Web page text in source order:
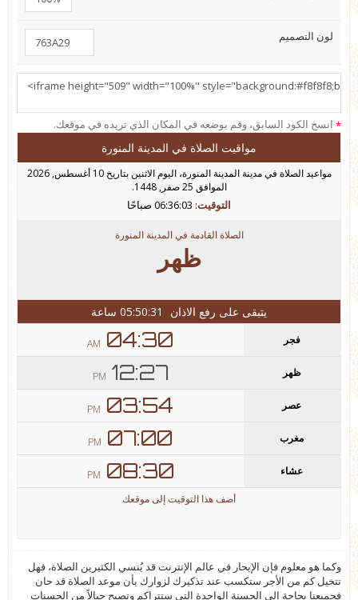
لون التصميم
* انسخ الكود السابق، وقم بوضعه في المكان الذي تريده في موقعك.
وكما هو معلوم فإن الإبحار في عالم الإنترنت قد يُنسي الكثيرين الصلاة، فهل
تتخيل كم من الأجر ستكسب عند تذكيرك لزوارك بأن موعد الصلاة قد حان
فجميعنا بحاجة إلى الحسنة الواحدة التي ستتراكم وتصبح جبالاً من الحسنات